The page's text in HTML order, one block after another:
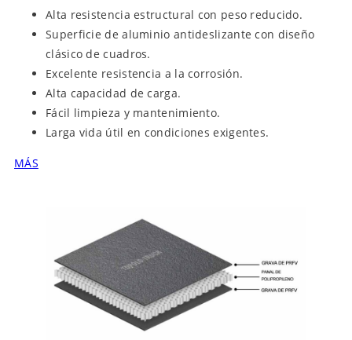
Alta resistencia estructural con peso reducido.
Superficie de aluminio antideslizante con diseño
clásico de cuadros.
Excelente resistencia a la corrosión.
Alta capacidad de carga.
Fácil limpieza y mantenimiento.
Larga vida útil en condiciones exigentes.
MÁS